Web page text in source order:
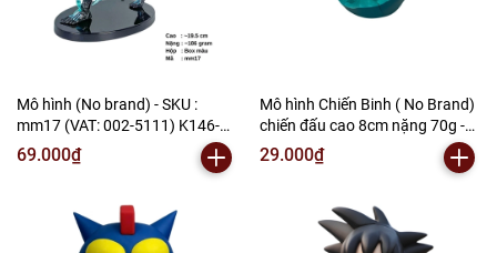
Mô hình (No brand) - SKU :
mm17 (VAT: 002-5111) K146-
T3-S10
69.000₫
Mô hình Chiến Binh ( No Brand)
chiến đấu cao 8cm nặng 70g -
SKU : DB340 ( VAT : MH001-02 )
- N2-B1-S5
29.000₫